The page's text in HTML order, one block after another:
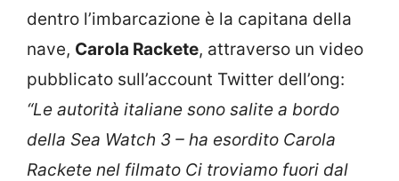
dentro l’imbarcazione è la capitana della
nave, Carola Rackete, attraverso un video
pubblicato sull’account Twitter dell’ong:
“Le autorità italiane sono salite a bordo
della Sea Watch 3 – ha esordito Carola
Rackete nel filmato Ci troviamo fuori dal